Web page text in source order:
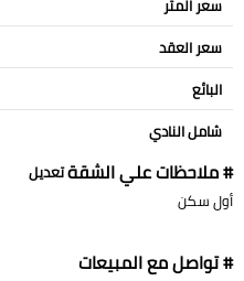
سعر المتر
سعر العقد
البائع
شامل النادي
# ملاحظات علي الشقةتعديل
أول سكن
# تواصل مع المبيعات